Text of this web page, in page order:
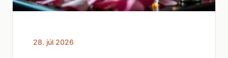
28. júl 2026